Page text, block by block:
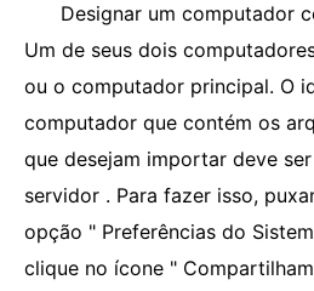
Designar um computador
Um de seus dois
ou o computador principal. O
computador que contém os
que desejam importar deve
servidor . Para fazer isso,
opção " Preferências do
clique no ícone "